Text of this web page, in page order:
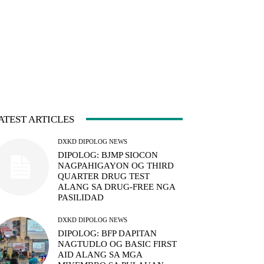
ARTICLES
DXKD DIPOLOG NEWS
DIPOLOG: BJMP SIOCON
NAGPAHIGAYON OG THIRD
QUARTER DRUG TEST
ALANG SA DRUG-FREE NGA
PASILIDAD
DXKD DIPOLOG NEWS
DIPOLOG: BFP DAPITAN
NAGTUDLO OG BASIC FIRST
AID ALANG SA MGA